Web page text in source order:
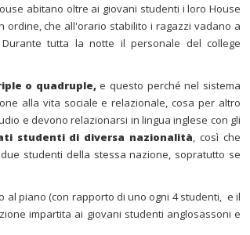
abitano oltre ai giovani studenti i loro House
ordine, che all'orario stabilito i ragazzi vadano a
tutta la notte il personale del college
o quadruple,e questo perché nel sistema
alla vita sociale e relazionale, cosa per altro
e devono relazionarsi in lingua inglese con gli
studenti di diversa nazionalità, così che
studenti della stessa nazione, sopratutto se
al piano (con rapporto di uno ogni 4 studenti, e il
impartita ai giovani studenti anglosassoni e